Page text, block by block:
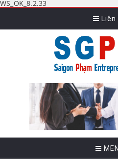
WS_OK_8.2.33
Liên